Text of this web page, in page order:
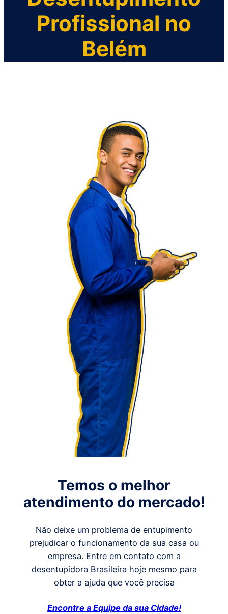
Profissional no
Belém
Temos o melhor
atendimento do mercado!
Não deixe um problema de entupimento
prejudicar o funcionamento da sua casa ou
empresa. Entre em contato com a
desentupidora Brasileira hoje mesmo para
obter a ajuda que você precisa
Encontre a Equipe da sua Cidade!